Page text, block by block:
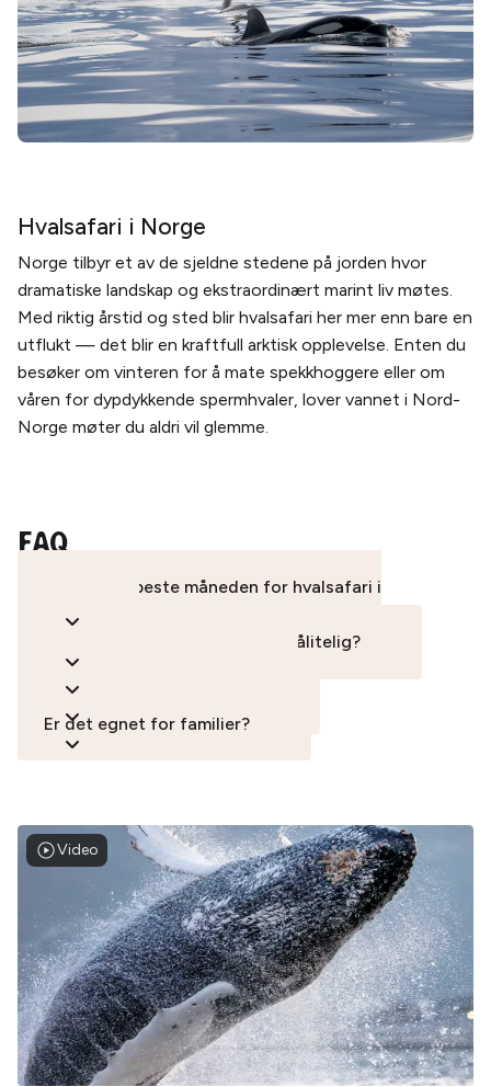
Hvalsafari i Norge
Norge tilbyr et av de sjeldne stedene på jorden hvor
dramatiske landskap og ekstraordinært marint liv møtes.
Med riktig årstid og sted blir hvalsafari her mer enn bare en
utflukt — det blir en kraftfull arktisk opplevelse. Enten du
besøker om vinteren for å mate spekkhoggere eller om
våren for dypdykkende spermhvaler, lover vannet i Nord-
Norge møter du aldri vil glemme.
FAQ
Når er den beste måneden for hvalsafari i
Norge?
Hvor er spermhvalsafari mest pålitelig?
Er hvalsafari garantert?
Kan du se hvaler uten båt?
Er det egnet for familier?
Video